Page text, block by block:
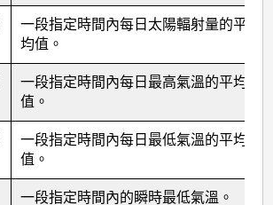
一段指定時間內每日太陽輻射量的平
均值。
一段指定時間內每日最高氣溫的平均
值。
一段指定時間內每日最低氣溫的平均
值。
一段指定時間內的瞬時最低氣溫。